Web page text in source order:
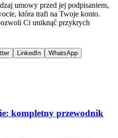
umowy przed jej podpisaniem,
która trafi na Twoje konto.
Ci uniknąć przykrych
LinkedIn WhatsApp
kompletny przewodnik